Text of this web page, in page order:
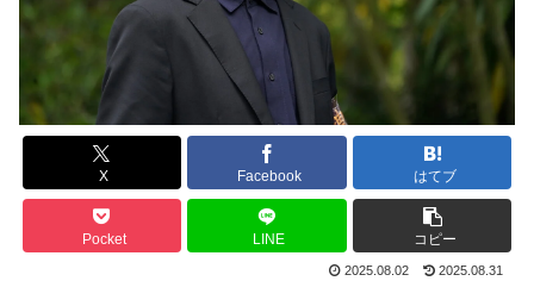
X Facebook はてブ
Pocket LINE コピー
2025.08.02 2025.08.31